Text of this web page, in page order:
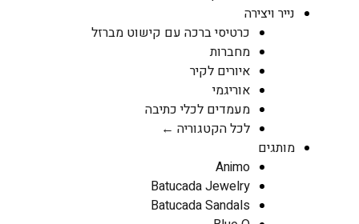
נייר ויצירה
כרטיסי ברכה עם קישוט מברזל
מחברות
איורים לקיר
אוריגמי
מעמדים לכלי כתיבה
לכל הקטגוריה ←
מותגים
Animo
Batucada Jewelry
Batucada Sandals